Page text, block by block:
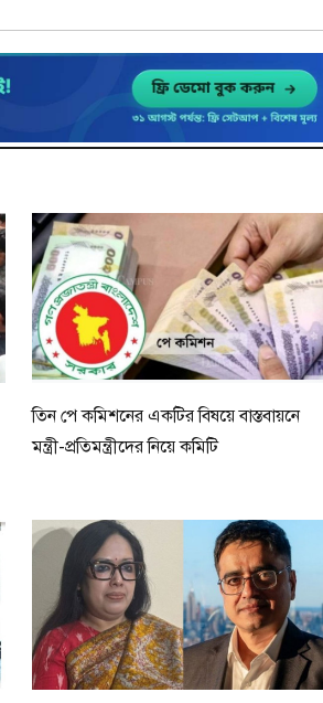
তিন পে কমিশনের একটির বিষয়ে বাস্তবায়নে
মন্ত্রী-প্রতিমন্ত্রীদের নিয়ে কমিটি